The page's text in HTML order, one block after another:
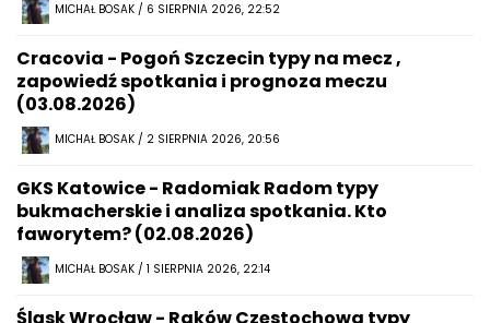
MICHAŁ BOSAK / 6 SIERPNIA 2026, 22:52
Cracovia - Pogoń Szczecin typy na mecz ,
zapowiedź spotkania i prognoza meczu
(03.08.2026)
MICHAŁ BOSAK / 2 SIERPNIA 2026, 20:56
GKS Katowice - Radomiak Radom typy
bukmacherskie i analiza spotkania. Kto
faworytem? (02.08.2026)
MICHAŁ BOSAK / 1 SIERPNIA 2026, 22:14
Śląsk Wrocław - Raków Częstochowa typy